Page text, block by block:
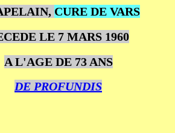
CURE DE VARS
LE 7 MARS 1960
A L'AGE DE 73 ANS
DE PROFUNDIS